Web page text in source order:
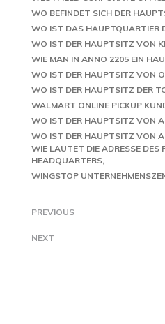
WO BEFINDET SICH DER
WO IST DAS HAUPTQUARTIER
WO IST DER HAUPTSITZ VON
WIE MAN IN ANNO 2205 EIN
WO IST DER HAUPTSITZ VON
WO IST DER HAUPTSITZ DER
WALMART ONLINE PICKUP
WO IST DER HAUPTSITZ VON
WO IST DER HAUPTSITZ VON
WIE LAUTET DIE ADRESSE DES
HEADQUARTERS
WINGSTOP
PREVIOUS
NEXT